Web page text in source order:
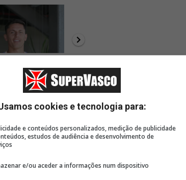
curte
brasileira e 'imita'
carioca; vídeo
confiança e deve repetir
10
cookies e tecnologia para:
e conteúdos personalizados, medição de publicidade
estudos de audiência e desenvolvimento de
e/ou aceder a informações num dispositivo